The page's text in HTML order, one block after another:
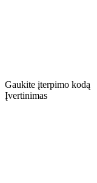
Gaukite įterpimo kodą
Įvertinimas